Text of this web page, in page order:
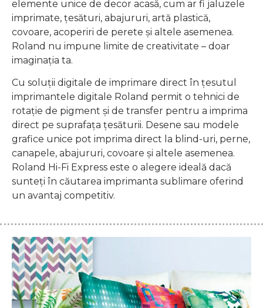
elemente unice de decor acasă, cum ar fi jaluzele
imprimate, țesături, abajururi, artă plastică,
covoare, acoperiri de perete și altele asemenea.
Roland nu impune limite de creativitate – doar
imaginația ta.
Cu soluții digitale de imprimare direct în țesutul
imprimantele digitale Roland permit o tehnici de
rotație de pigment și de transfer pentru a imprima
direct pe suprafața țesăturii. Desene sau modele
grafice unice pot imprima direct la blind-uri, perne,
canapele, abajururi, covoare și altele asemenea.
Roland Hi-Fi Express este o alegere ideală dacă
sunteți în căutarea imprimanta sublimare oferind
un avantaj competitiv.